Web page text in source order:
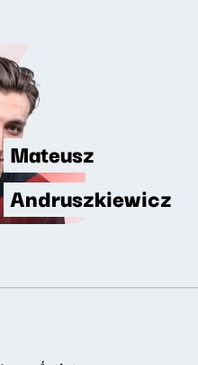
Mateusz
Andruszkiewicz